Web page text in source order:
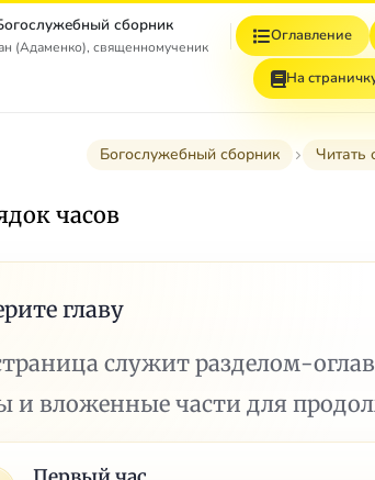
сборник
(Адаменко), священномученик
Оглавление
На
Богослужебный сборник Читать
часов
главу
служит разделом-
и вложенные части для